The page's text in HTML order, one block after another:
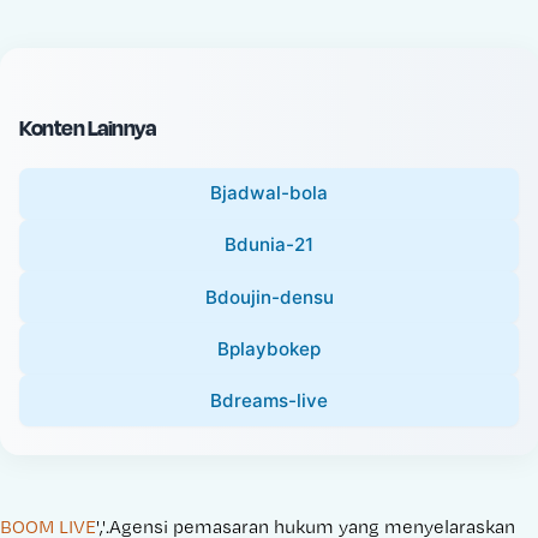
c
e
Konten Lainnya
Bjadwal-bola
Bdunia-21
Bdoujin-densu
Bplaybokep
Bdreams-live
BOOM LIVE','.Agensi pemasaran hukum yang menyelaraskan